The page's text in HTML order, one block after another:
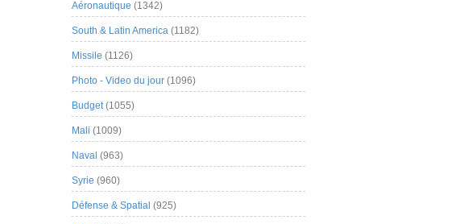
Aéronautique (1342)
South & Latin America (1182)
Missile (1126)
Photo - Video du jour (1096)
Budget(1055)
Mali (1009)
Naval (963)
Syrie (960)
Défense & Spatial (925)